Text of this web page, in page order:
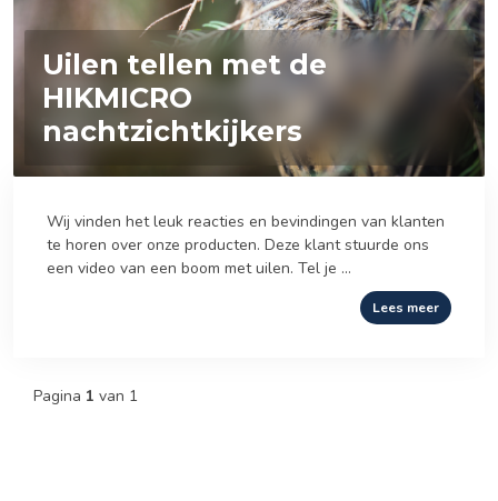
Uilen tellen met de
HIKMICRO
nachtzichtkijkers
Wij vinden het leuk reacties en bevindingen van klanten
te horen over onze producten. Deze klant stuurde ons
een video van een boom met uilen. Tel je ...
Lees meer
Pagina 1 van 1